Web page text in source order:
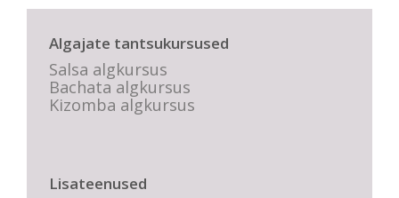
Algajate tantsukursused
Salsa algkursus
Bachata algkursus
Kizomba algkursus
Lisateenused